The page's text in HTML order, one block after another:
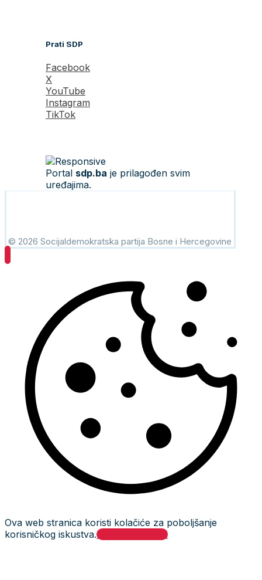
Prati SDP
Facebook
X
YouTube
Instagram
TikTok
Portal sdp.ba je prilagođen svim
uređajima.
© 2026 Socijaldemokratska partija Bosne i Hercegovine
Ova web stranica koristi kolačiće za poboljšanje
korisničkog iskustva.Prihvati i zatvori